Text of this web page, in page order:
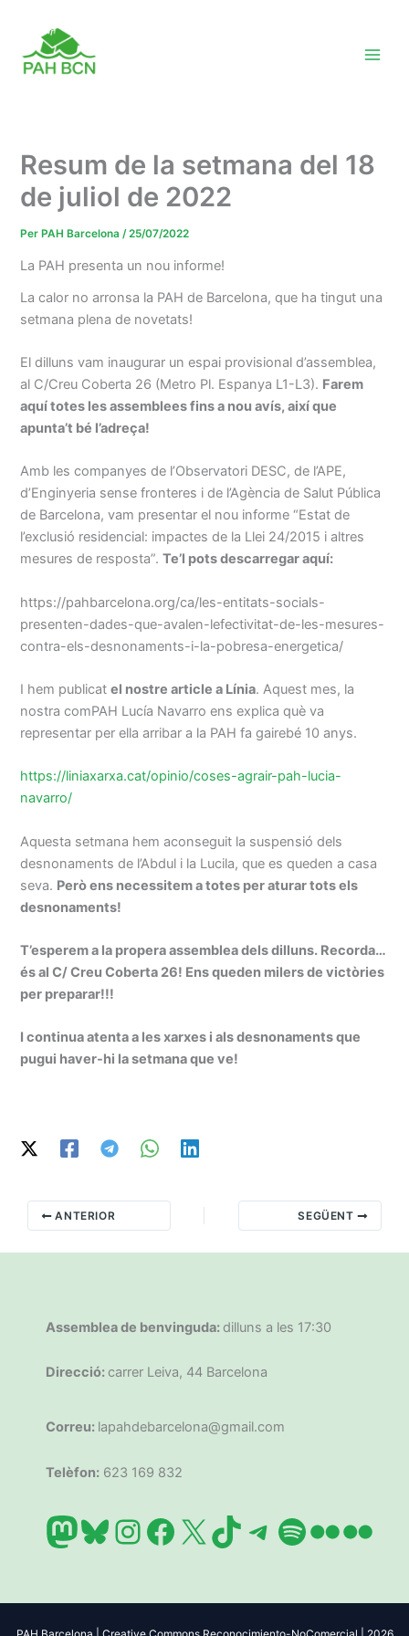
contingut
Resum de la setmana del 18
de juliol de 2022
Per PAH Barcelona/25/07/2022
La PAH presenta un nou informe!
La calor no arronsa la PAH de Barcelona, que ha tingut una
setmana plena de novetats!
El dilluns vam inaugurar un espai provisional d’assemblea,
al C/Creu Coberta 26 (Metro Pl. Espanya L1-L3). Farem
aquí totes les assemblees fins a nou avís, així que
apunta’t bé l’adreça!
Amb les companyes de l’Observatori DESC, de l’APE,
d’Enginyeria sense fronteres i de l’Agència de Salut Pública
de Barcelona, vam presentar el nou informe “Estat de
l’exclusió residencial: impactes de la Llei 24/2015 i altres
mesures de resposta”.Te’l pots descarregar aquí:
https://pahbarcelona.org/ca/les-entitats-socials-
presenten-dades-que-avalen-lefectivitat-de-les-mesures-
contra-els-desnonaments-i-la-pobresa-energetica/
I hem publicatel nostre article a Línia. Aquest mes, la
nostra comPAH Lucía Navarro ens explica què va
representar per ella arribar a la PAH fa gairebé 10 anys.
https://liniaxarxa.cat/opinio/coses-agrair-pah-lucia-
navarro/
Aquesta setmana hem aconseguit la suspensió dels
desnonaments de l’Abdul i la Lucila, que es queden a casa
seva. Però ens necessitem a totes per aturar tots els
desnonaments!
T’esperem a la propera assemblea dels dilluns. Recorda…
és al C/ Creu Coberta 26! Ens queden milers de victòries
per preparar!!!
I continua atenta a les xarxes i als desnonaments que
pugui haver-hi la setmana que ve!
ANTERIOR SEGÜENT
Assemblea de benvinguda: dilluns a les 17:30
Direcció: carrer Leiva, 44 Barcelona
Correu: lapahdebarcelona@gmail.com
Telèfon: 623 169 832
Mastodon
Bluesky
Instagram
Facebook
X TikTok
Telegram
Spotify
Flickr